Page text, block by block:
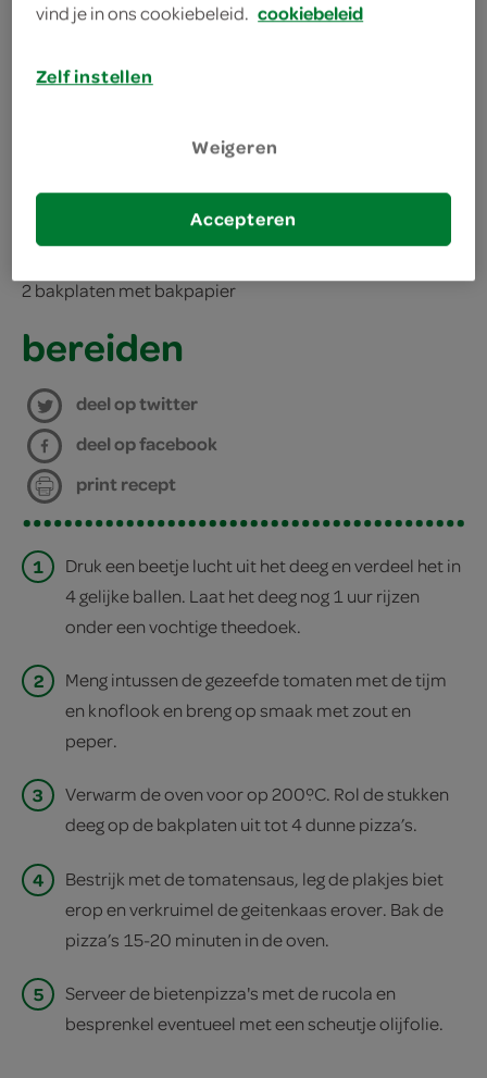
300 milliliter bietensap
1 theelepel gedroogde gist
2 bakplaten met bakpapier
bereiden
deel op twitter
deel op facebook
print recept
1
Druk een beetje lucht uit het deeg en verdeel het in
4 gelijke ballen. Laat het deeg nog 1 uur rijzen
onder een vochtige theedoek.
2
Meng intussen de gezeefde tomaten met de tijm
en knoflook en breng op smaak met zout en
peper.
3
Verwarm de oven voor op 200ºC. Rol de stukken
deeg op de bakplaten uit tot 4 dunne pizza’s.
4
Bestrijk met de tomatensaus, leg de plakjes biet
erop en verkruimel de geitenkaas erover. Bak de
pizza’s 15-20 minuten in de oven.
5
Serveer de bietenpizza's met de rucola en
besprenkel eventueel met een scheutje olijfolie.
vind je in ons cookiebeleid. cookiebeleid
Zelf instellen
Weigeren
Accepteren